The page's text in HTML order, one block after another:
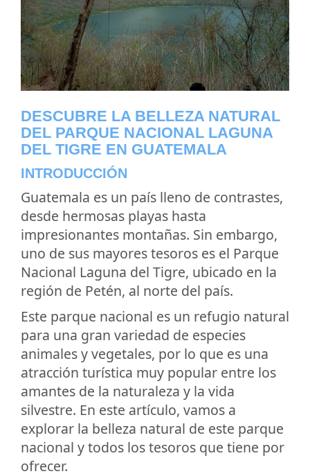
DESCUBRE LA BELLEZA NATURAL
DEL PARQUE NACIONAL LAGUNA
DEL TIGRE EN GUATEMALA
INTRODUCCIÓN
Guatemala es un país lleno de contrastes,
desde hermosas playas hasta
impresionantes montañas. Sin embargo,
uno de sus mayores tesoros es el Parque
Nacional Laguna del Tigre, ubicado en la
región de Petén, al norte del país.
Este parque nacional es un refugio natural
para una gran variedad de especies
animales y vegetales, por lo que es una
atracción turística muy popular entre los
amantes de la naturaleza y la vida
silvestre. En este artículo, vamos a
explorar la belleza natural de este parque
nacional y todos los tesoros que tiene por
ofrecer.